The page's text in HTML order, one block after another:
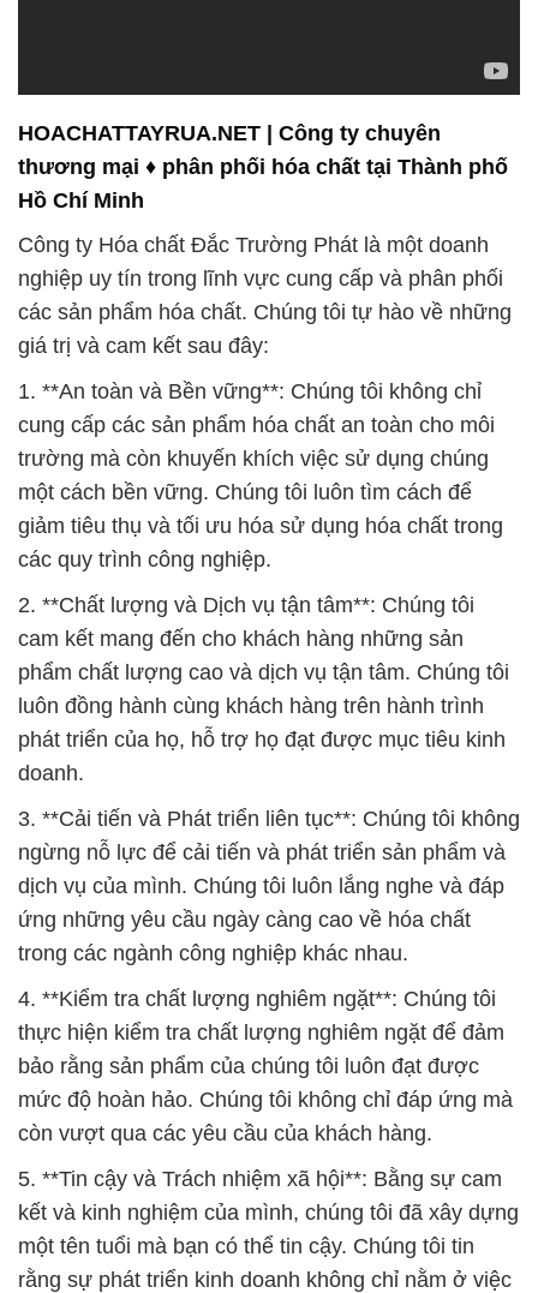
HOACHATTAYRUA.NET | Công ty chuyên
thương mại ♦ phân phối hóa chất tại Thành phố
Hồ Chí Minh
Công ty Hóa chất Đắc Trường Phát là một doanh
nghiệp uy tín trong lĩnh vực cung cấp và phân phối
các sản phẩm hóa chất. Chúng tôi tự hào về những
giá trị và cam kết sau đây:
1. **An toàn và Bền vững**: Chúng tôi không chỉ
cung cấp các sản phẩm hóa chất an toàn cho môi
trường mà còn khuyến khích việc sử dụng chúng
một cách bền vững. Chúng tôi luôn tìm cách để
giảm tiêu thụ và tối ưu hóa sử dụng hóa chất trong
các quy trình công nghiệp.
2. **Chất lượng và Dịch vụ tận tâm**: Chúng tôi
cam kết mang đến cho khách hàng những sản
phẩm chất lượng cao và dịch vụ tận tâm. Chúng tôi
luôn đồng hành cùng khách hàng trên hành trình
phát triển của họ, hỗ trợ họ đạt được mục tiêu kinh
doanh.
3. **Cải tiến và Phát triển liên tục**: Chúng tôi không
ngừng nỗ lực để cải tiến và phát triển sản phẩm và
dịch vụ của mình. Chúng tôi luôn lắng nghe và đáp
ứng những yêu cầu ngày càng cao về hóa chất
trong các ngành công nghiệp khác nhau.
4. **Kiểm tra chất lượng nghiêm ngặt**: Chúng tôi
thực hiện kiểm tra chất lượng nghiêm ngặt để đảm
bảo rằng sản phẩm của chúng tôi luôn đạt được
mức độ hoàn hảo. Chúng tôi không chỉ đáp ứng mà
còn vượt qua các yêu cầu của khách hàng.
5. **Tin cậy và Trách nhiệm xã hội**: Bằng sự cam
kết và kinh nghiệm của mình, chúng tôi đã xây dựng
một tên tuổi mà bạn có thể tin cậy. Chúng tôi tin
rằng sự phát triển kinh doanh không chỉ nằm ở việc